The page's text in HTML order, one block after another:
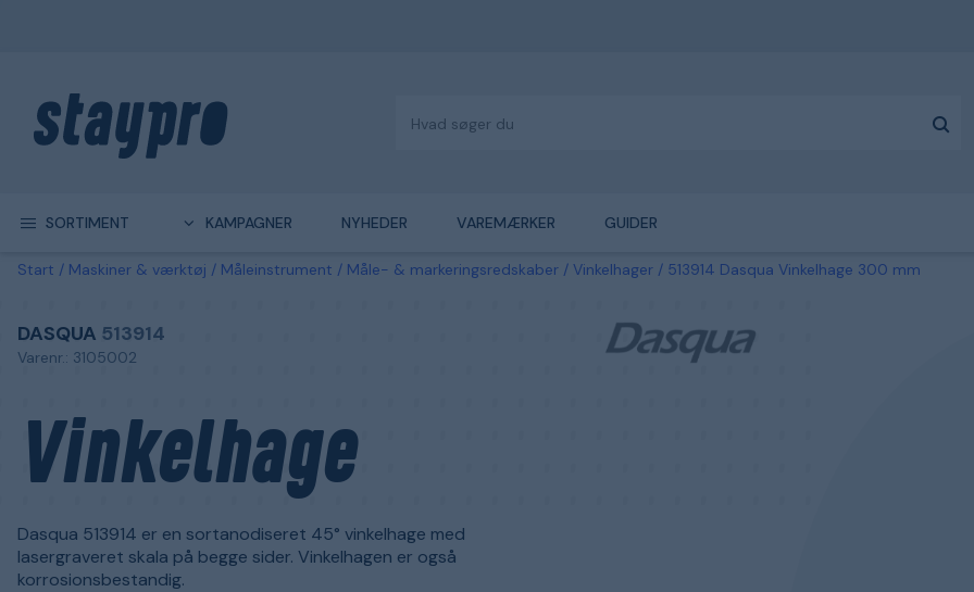
SORTIMENT KAMPAGNER NYHEDER VAREMÆRKER GUIDER
Start Maskiner & værktøj Måleinstrument Måle- & markeringsredskaber Vinkelhager 513914 Dasqua Vinkelhage 300 mm
DASQUA 513914
Varenr.: 3105002
Vinkelhage
Dasqua 513914 er en sortanodiseret 45° vinkelhage med
lasergraveret skala på begge sider. Vinkelhagen er også
korrosionsbestandig.